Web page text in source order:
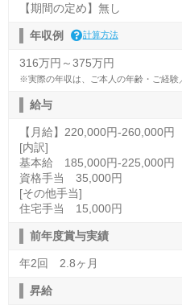
【期間の定め】無し
年収例 計算方法
316万円～375万円
※実際の年収は、ご本人の年齢・ご経験
給与
【月給】220,000円-260,000円
[内訳]
基本給 185,000円-225,000円
資格手当 35,000円
[その他手当]
住宅手当 15,000円
前年度賞与実績
年2回 2.8ヶ月
昇給